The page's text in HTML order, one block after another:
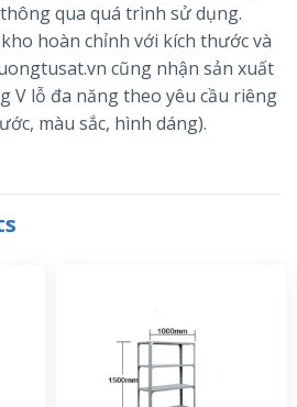
qua quá trình sử dụng.
hoàn chỉnh với kích thước và
cũng nhận sản xuất
V lỗ đa năng theo yêu cầu riêng
màu sắc, hình dáng).